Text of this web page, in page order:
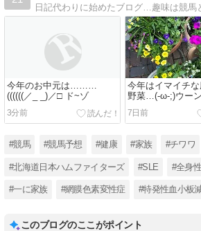
今年のお中元は………
((((((／_ _)／□ ド~ゾ
3分前
今年はイマイチ
野菜…(-ω-;)ウーン
7日前
#競馬 #競馬予想 #健康 #家族 #チワワ
#北海道日本ハムファイターズ #SLE #全身
#一に家族 #網膜色素変性症 #特発性血小板
このブログのここがポイント